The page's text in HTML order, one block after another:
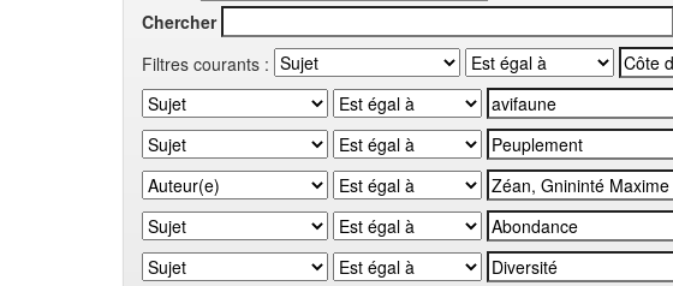
Chercher
Filtres courants :